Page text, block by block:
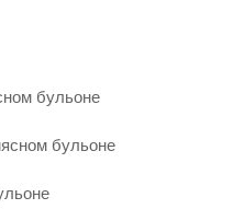
бульоне
бульоне